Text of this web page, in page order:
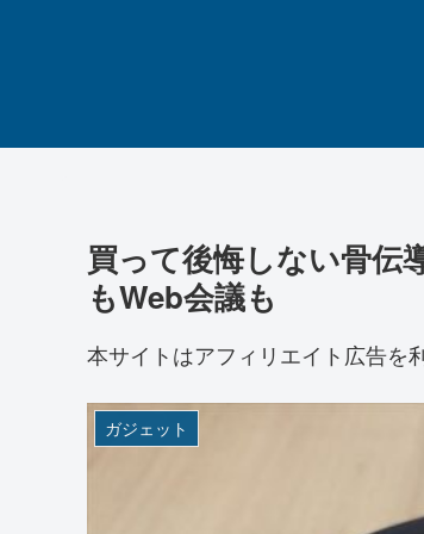
買って後悔しない骨伝
もWeb会議も
本サイトはアフィリエイト広告を
ガジェット